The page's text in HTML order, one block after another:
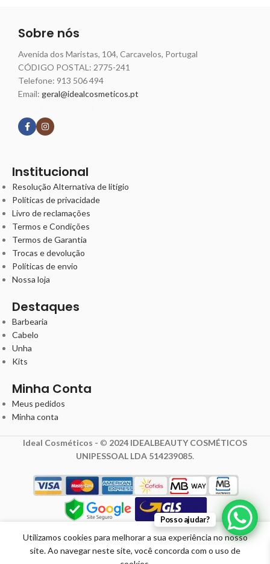
Sobre nós
Avenida dos Maristas, 104, Carcavelos, Portugal
CÓDIGO POSTAL: 2775-241
Telefone: 913 506 494
Email: geral@idealcosmeticos.pt
Institucional
Resolução Alternativa de litígio
Políticas de privacidade
Livro de reclamações
Termos e Condições
Termos de Garantia
Trocas e devolução
Políticas de envio
Nossa loja
Destaques
Barbearia
Cabelo
Unha
Kits
Minha Conta
Meus pedidos
Minha conta
Ideal Cosméticos - © 2024 IDEALBEAUTY COSMÉTICOS
UNIPESSOAL LDA 514239085.
Utilizamos cookies para melhorar a sua experiência no nosso
site. Ao navegar neste site, você concorda com o uso de
X-TREME
BLUE 8.81
5,00 4,00€
com IVA
Promoção
Posso ajudar?